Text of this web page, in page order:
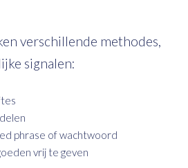
verschillende methodes,
signalen:
phrase of wachtwoord
vrij te geven